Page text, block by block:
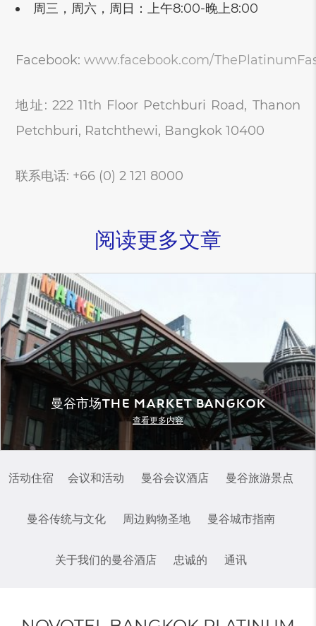
周三，周六，周日：上午8:00-晚上8:00
Facebook:www.facebook.com/
地址: 222 11th Floor Petchburi Road, Thanon
Petchburi, Ratchthewi, Bangkok 10400
联系电话: +66 (0) 2 121 8000
阅读更多文章
曼谷市场The Market Bangkok
查看更多内容
活动住宿 会议和活动 曼谷会议酒店 曼谷旅游景点
曼谷传统与文化 周边购物圣地 曼谷城市指南
关于我们的曼谷酒店 忠诚的 通讯